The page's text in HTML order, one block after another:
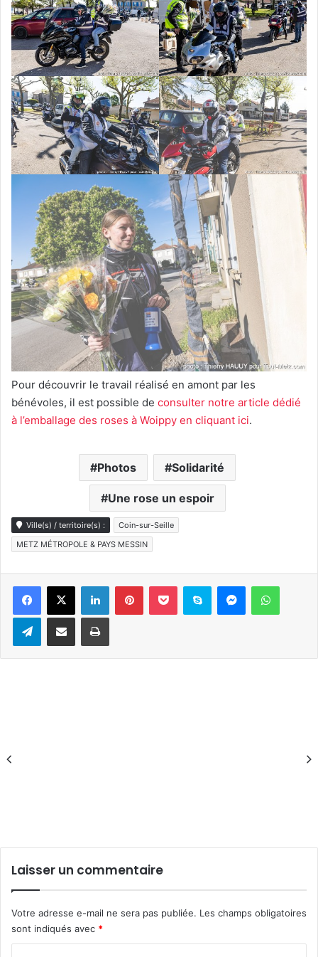
Pour découvrir le travail réalisé en amont par les
bénévoles, il est possible de consulter notre article dédié
à l’emballage des roses à Woippy en cliquant ici.
Photos Solidarité
Une rose un espoir
Ville(s) / territoire(s) :
Coin-sur-Seille
METZ MÉTROPOLE & PAYS MESSIN
LinkedinPinterestPocket Skype Messenger
TelegramPartager par e-mail Imprimer
Laisser un commentaire
Votre adresse e-mail ne sera pas publiée. Les champs obligatoires
sont indiqués avec *